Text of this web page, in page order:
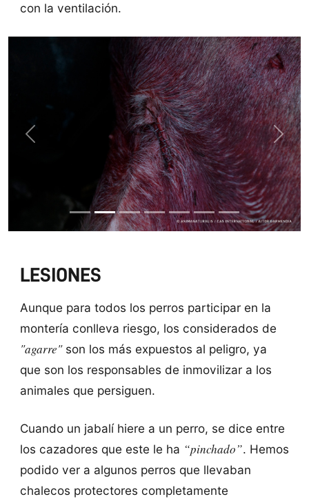
con la ventilación.
Previous Next
LESIONES
Aunque para todos los perros participar en la
montería conlleva riesgo, los considerados de
"agarre"son los más expuestos al peligro, ya
que son los responsables de inmovilizar a los
animales que persiguen.
Cuando un jabalí hiere a un perro, se dice entre
los cazadores que este le ha “pinchado”. Hemos
podido ver a algunos perros que llevaban
chalecos protectores completamente